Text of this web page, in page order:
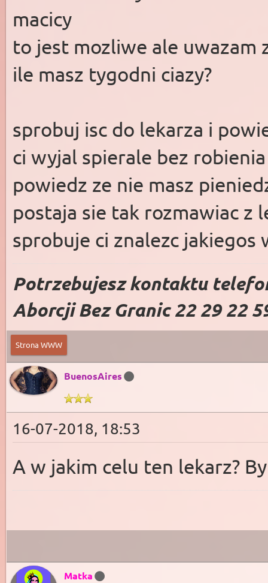
macicy
to jest mozliwe ale uwazam
ile masz tygodni ciazy?
sprobuj isc do lekarza i
ci wyjal spierale bez
powiedz ze nie masz
postaja sie tak rozmawiac z
sprobuje ci znalezc jakiegos
Potrzebujesz kontaktu
Aborcji Bez Granic 22 29 22
Strona WWW
BuenosAires
16-07-2018, 18:53
A w jakim celu ten lekarz?
Matka